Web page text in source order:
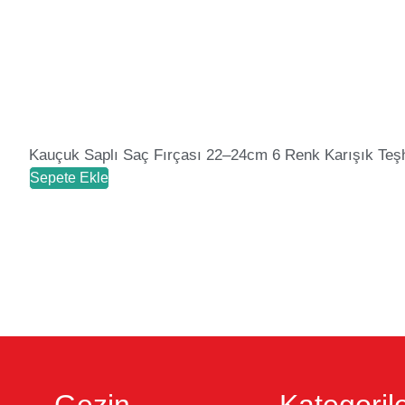
Kauçuk Saplı Saç Fırçası 22–24cm 6 Renk Karışık
Sepete Ekle